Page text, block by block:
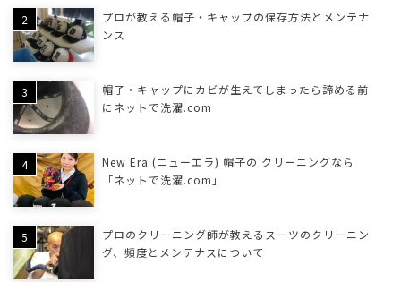
プロが教える帽子・キャップの保存方法とメンテナ
ンス
帽子・キャップにカビが生えてしまったら諦める前
にネットで洗濯.com
New Era (ニューエラ) 帽子の クリーニングなら
「ネットで洗濯.com」
プロのクリーニング師が教えるスーツのクリーニン
グ、頻度とメンテナスについて